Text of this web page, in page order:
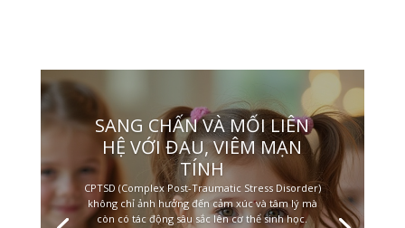
SANG CHẤN VÀ MỐI LIÊN
HỆ VỚI ĐAU, VIÊM MẠN
TÍNH
CPTSD (Complex Post-Traumatic Stress Disorder)
không chỉ ảnh hưởng đến cảm xúc và tâm lý mà
còn có tác động sâu sắc lên cơ thể sinh học.